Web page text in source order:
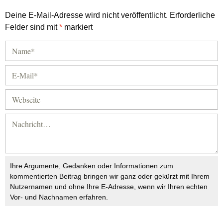
Deine E-Mail-Adresse wird nicht veröffentlicht. Erforderliche
Felder sind mit* markiert
Ihre Argumente, Gedanken oder Informationen zum
kommentierten Beitrag bringen wir ganz oder gekürzt mit Ihrem
Nutzernamen und ohne Ihre E-Adresse, wenn wir Ihren echten
Vor- und Nachnamen erfahren.